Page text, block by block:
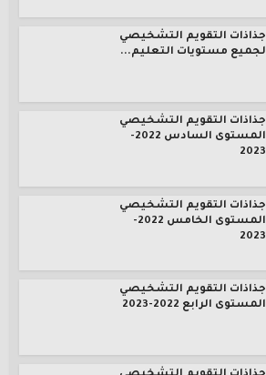
جذاذات التقويم التشخيصي
لجميع مستويات التعليم...
جذاذات التقويم التشخيصي
المستوى السادس 2022-
2023
جذاذات التقويم التشخيصي
المستوى الخامس 2022-
2023
جذاذات التقويم التشخيصي
المستوى الرابع 2022-2023